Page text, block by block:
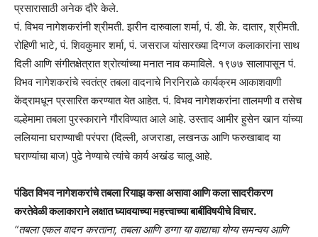
प्रसारासाठी अनेक दौरे केले.
पं. विभव नागेशकरांनी श्रीमती. झरीन दारुवाला शर्मा, पं. डी. के. दातार, श्रीमती.
रोहिणी भाटे, पं. शिवकुमार शर्मा, पं. जसराज यांसारख्या दिग्गज कलाकारांना साथ
दिली आणि संगीतक्षेत्रात श्रोत्यांच्या मनात नाव कमाविले. १९७७ सालापासून पं.
विभव नागेशकरांचे स्वतंत्र तबला वादनाचे निरनिराळे कार्यक्रम आकाशवाणी
केंद्रामधून प्रसारित करण्यात येत आहेत. पं. विभव नागेशकरांना तालमणी व तसेच
वल्हेमामा तबला पुरस्काराने गौरविण्यात आले आहे. उस्ताद आमीर हुसेन खान यांच्या
ललियाना घराण्याची परंपरा (दिल्ली, अजराडा, लखनऊ आणि फरुखाबाद या
घराण्यांचा बाज) पुढे नेण्याचे त्यांचे कार्य अखंड चालू आहे.
पंडित विभव नागेशकरांचे तबला रियाझ कसा असावा आणि कला सादरीकरण
करतेवेळी कलाकाराने लक्षात घ्यावयाच्या महत्त्वाच्या बाबींविषयीचे विचार.
“तबला एकल वादन करताना, तबला आणि डग्गा या वाद्याचा योग्य समन्वय आणि